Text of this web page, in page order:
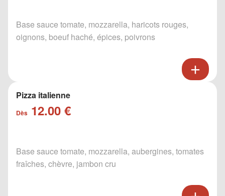
Base sauce tomate, mozzarella, haricots rouges,
oignons, boeuf haché, épices, poivrons
Pizza italienne
Dès 12.00 €
Base sauce tomate, mozzarella, aubergines, tomates
fraîches, chèvre, jambon cru